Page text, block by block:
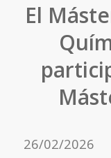
El
26/02/2026